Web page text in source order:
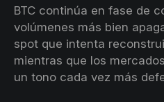
BTC continúa en fase de
volúmenes más bien
spot que intenta
mientras que los
un tono cada vez más